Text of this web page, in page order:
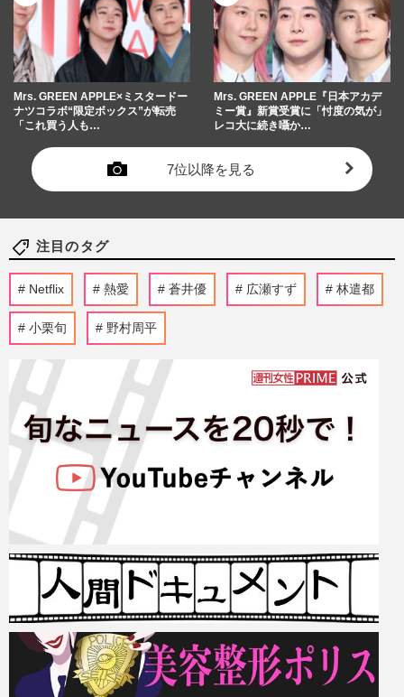
Mrs. GREEN APPLE×ミスタードー
ナツコラボ“限定ボックス”が転売
「これ買う人も…
Mrs. GREEN APPLE『日本アカデ
ミー賞』新賞受賞に「忖度の気が」
レコ大に続き囁か…
7位以降を見る
注目のタグ
Netflix 熱愛 蒼井優 広瀬すず 林遣都
小栗旬 野村周平